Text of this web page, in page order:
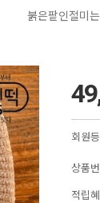
붉은팥인절미
회원
상품
적립